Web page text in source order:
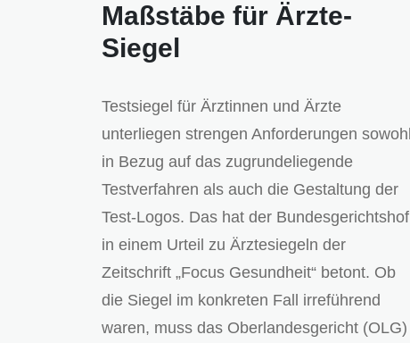
Maßstäbe für Ärzte-
Siegel
Testsiegel für Ärztinnen und Ärzte
unterliegen strengen Anforderungen sowohl
in Bezug auf das zugrundeliegende
Testverfahren als auch die Gestaltung der
Test-Logos. Das hat der Bundesgerichtshof
in einem Urteil zu Ärztesiegeln der
Zeitschrift „Focus Gesundheit“ betont. Ob
die Siegel im konkreten Fall irreführend
waren, muss das Oberlandesgericht (OLG)